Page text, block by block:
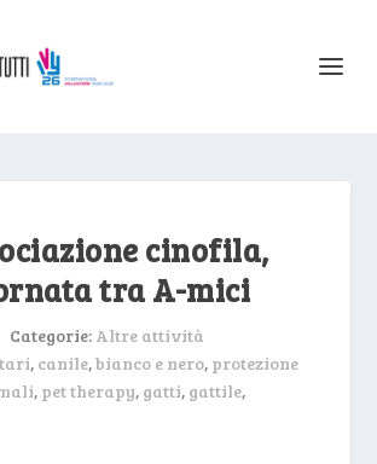
cinofila,
tra A-mici
Categorie: Altre attività
, canile,bianco e nero, protezione
, pet therapy, gatti, gattile,